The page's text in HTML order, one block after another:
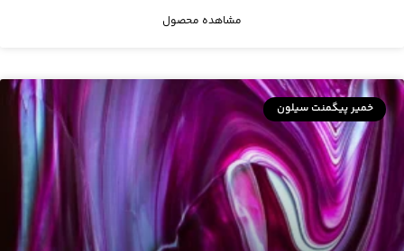
مشاهده محصول
خمیر پیگمنت سیلون